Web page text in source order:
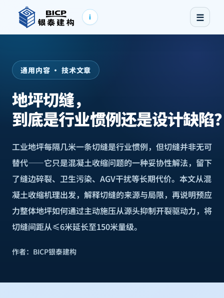
i ☰
通用内容 · 技术文章
地坪切缝，
到底是行业惯例还是设计缺陷
工业地坪每隔几米一条切缝是行业惯例，但切缝并非无可
替代——它只是混凝土收缩问题的一种妥协性解法，留下
了缝边碎裂、卫生污染、AGV干扰等长期代价。本文从混
凝土收缩机理出发，解释切缝的来源与局限，再说明预应
力整体地坪如何通过主动施压从源头抑制开裂驱动力，将
切缝间距从≤6米延长至150米量级。
作者： BICP银泰建构